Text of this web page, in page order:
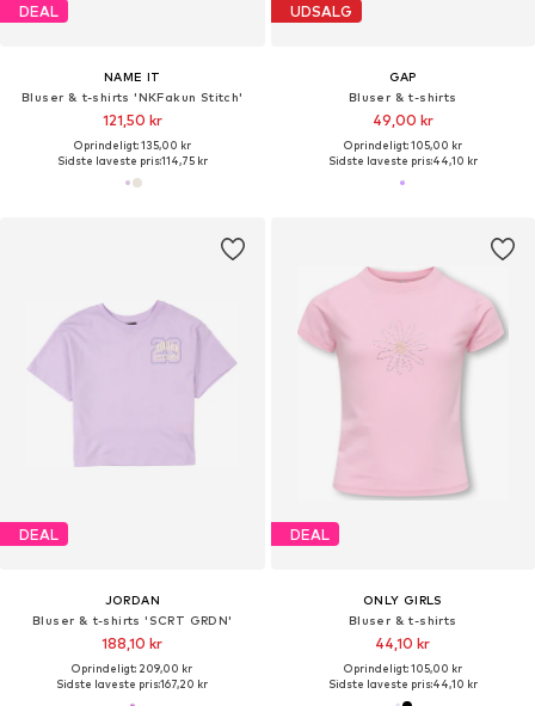
DEAL
NAME IT
Bluser & t-shirts 'NKFakun Stitch'
121,50 kr
Oprindeligt: 135,00 kr
Sidste laveste pris:114,75 kr
UDSALG
GAP
Bluser & t-shirts
49,00 kr
Oprindeligt: 105,00 kr
Sidste laveste pris:44,10 kr
DEAL
JORDAN
Bluser & t-shirts 'SCRT GRDN'
188,10 kr
Oprindeligt: 209,00 kr
Sidste laveste pris:167,20 kr
DEAL
ONLY GIRLS
Bluser & t-shirts
44,10 kr
Oprindeligt: 105,00 kr
Sidste laveste pris:44,10 kr